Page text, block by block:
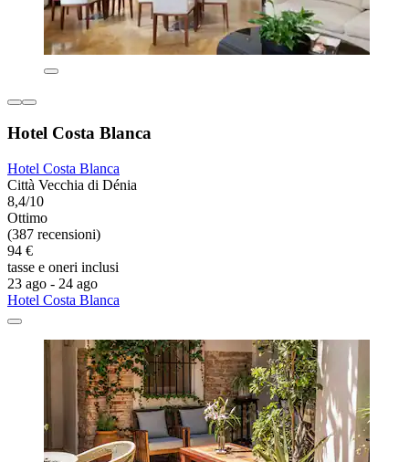
Hotel Costa Blanca
Hotel Costa Blanca
Città Vecchia di Dénia
8,4/10
Ottimo
(387 recensioni)
94 €
tasse e oneri inclusi
23 ago - 24 ago
Hotel Costa Blanca